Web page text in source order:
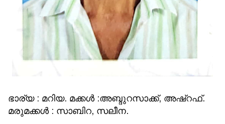
ഭാര്യ : മറിയ. മക്കൾ :അബ്ദുറസാക്ക്, അഷ്റഫ്.
മരുമക്കൾ : സാബിറ, സലീന.